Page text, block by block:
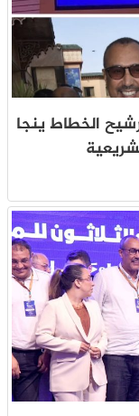
الخطاط ينجا